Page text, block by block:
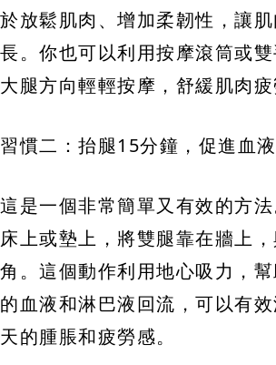
於放鬆肌肉、增加柔韌性，讓
長。你也可以利用按摩滾筒或
大腿方向輕輕按摩，舒緩肌肉疲
習慣二：抬腿15分鐘，促進血
這是一個非常簡單又有效的方
床上或墊上，將雙腿靠在牆上
角。這個動作利用地心吸力，
的血液和淋巴液回流，可以有
天的腫脹和疲勞感。